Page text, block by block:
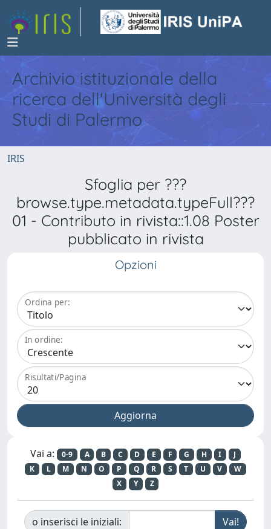
Archivio istituzionale della
ricerca dell'Università degli
Studi di Palermo
IRIS
Sfoglia per ???
browse.type.metadata.typeFull???
01 - Contributo in rivista::1.08 Poster
pubblicato in rivista
Opzioni
Ordina per:
In ordine:
Risultati/Pagina
Vai a: 0-9 A B C D E F G H I
J
K
L M N O P Q R S T U V
W
X
Y Z
o inserisci le iniziali: